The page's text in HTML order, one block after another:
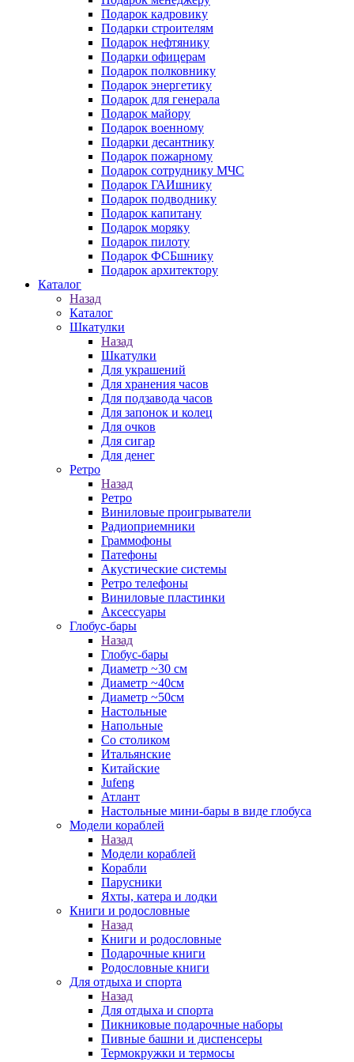
Подарок кадровику
Подарки строителям
Подарок нефтянику
Подарки офицерам
Подарок полковнику
Подарок энергетику
Подарок для генерала
Подарок майору
Подарок военному
Подарки десантнику
Подарок пожарному
Подарок сотруднику МЧС
Подарок ГАИшнику
Подарок подводнику
Подарок капитану
Подарок моряку
Подарок пилоту
Подарок ФСБшнику
Подарок архитектору
Каталог
Назад
Каталог
Шкатулки
Назад
Шкатулки
Для украшений
Для хранения часов
Для подзавода часов
Для запонок и колец
Для очков
Для сигар
Для денег
Ретро
Назад
Ретро
Виниловые проигрыватели
Радиоприемники
Граммофоны
Патефоны
Акустические системы
Ретро телефоны
Виниловые пластинки
Аксессуары
Глобус-бары
Назад
Глобус-бары
Диаметр ~30 см
Диаметр ~40см
Диаметр ~50см
Настольные
Напольные
Со столиком
Итальянские
Китайские
Jufeng
Атлант
Настольные мини-бары в виде глобуса
Модели кораблей
Назад
Модели кораблей
Корабли
Парусники
Яхты, катера и лодки
Книги и родословные
Назад
Книги и родословные
Подарочные книги
Родословные книги
Для отдыха и спорта
Назад
Для отдыха и спорта
Пикниковые подарочные наборы
Пивные башни и диспенсеры
Термокружки и термосы